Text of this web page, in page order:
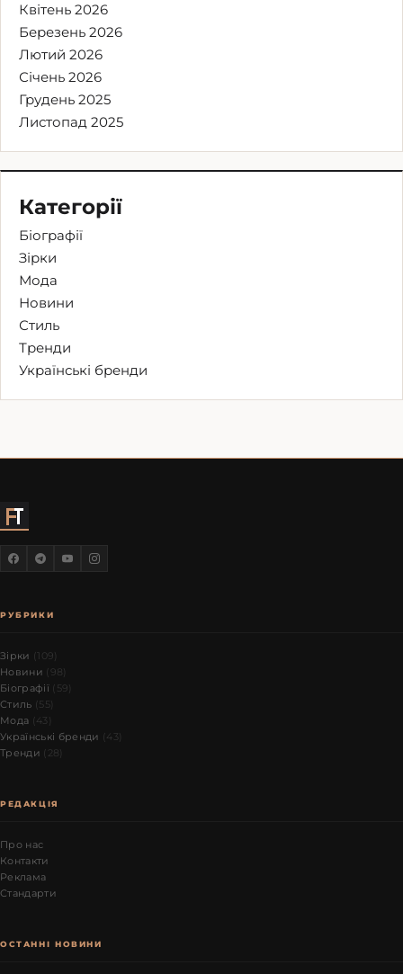
Квітень 2026
Березень 2026
Лютий 2026
Січень 2026
Грудень 2025
Листопад 2025
Категорії
Біографії
Зірки
Мода
Новини
Стиль
Тренди
Українські бренди
РУБРИКИ
Зірки (109)
Новини (98)
Біографії (59)
Стиль (55)
Мода (43)
Українські бренди (43)
Тренди (28)
РЕДАКЦІЯ
Про нас
Контакти
Реклама
Стандарти
ОСТАННІ НОВИНИ